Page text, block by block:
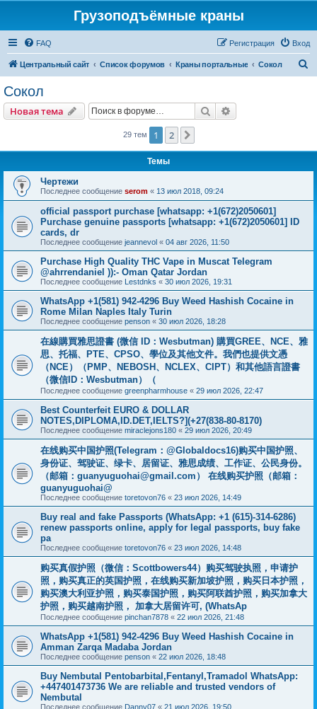
Грузоподъёмные краны
FAQ Вход
Регистрация
Центральный сайт Список форумов Краны портальные Сокол
Сокол
Новая тема Поиск
29 тем 1 2
Темы
Чертежи
Последнее сообщение serom « 13 июл 2018, 09:24
official passport purchase [whatsapp: +1(672)2050601]
Purchase genuine passports [whatsapp: +1(672)2050601] ID
cards, dr
Последнее сообщение jeannevol « 04 авг 2026, 11:50
Purchase High Quality THC Vape in Muscat Telegram
@ahrrendaniel )):- Oman Qatar Jordan
Последнее сообщение Lestdnks « 30 июл 2026, 19:31
WhatsApp +1(581) 942-4296 Buy Weed Hashish Cocaine in
Rome Milan Naples Italy Turin
Последнее сообщение penson « 30 июл 2026, 18:28
在線購買雅思證書 (微信 ID：Wesbutman) 購買GREE、NCE、雅
思、托福、PTE、CPSO、學位及其他文件。我們也提供文憑
（NCE）（PMP、NEBOSH、NCLEX、CIPT）和其他語言證書
（微信ID：Wesbutman）（
Последнее сообщение greenpharmhouse « 29 июл 2026, 22:47
Best Counterfeit EURO & DOLLAR
NOTES,DIPLOMA,ID.DET,IELTS?](+27(838-80-8170)
Последнее сообщение miraclejons180 « 29 июл 2026, 20:49
在线购买中国护照(Telegram：@Globaldocs16)购买中国护照、
身份证、驾驶证、绿卡、居留证、雅思成绩、工作证、公民身份。
（邮箱： guanyuguohai@gmail.com ） 在线购买护照（邮箱：
guanyuguohai@
Последнее сообщение toretovon76 « 23 июл 2026, 14:49
Buy real and fake Passports (WhatsApp: +1 (615)-314-6286)
renew passports online, apply for legal passports, buy fake
pa
Последнее сообщение toretovon76 « 23 июл 2026, 14:48
购买真假护照（微信：Scottbowers44）购买驾驶执照，申请护
照，购买真正的英国护照，在线购买新加坡护照，购买日本护照，
购买澳大利亚护照，购买泰国护照，购买阿联酋护照，购买加拿大
护照，购买越南护照， 加拿大居留许可, (WhatsAp
Последнее сообщение pinchan7878 « 22 июл 2026, 21:48
WhatsApp +1(581) 942-4296 Buy Weed Hashish Cocaine in
Amman Zarqa Madaba Jordan
Последнее сообщение penson « 22 июл 2026, 18:48
Buy Nembutal Pentobarbital,Fentanyl,Tramadol WhatsApp:
+447401473736 We are reliable and trusted vendors of
Nembutal
Последнее сообщение Danny07 « 21 июл 2026, 19:50